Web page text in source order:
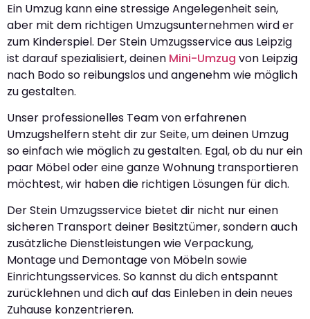
Ein Umzug kann eine stressige Angelegenheit sein,
aber mit dem richtigen Umzugsunternehmen wird er
zum Kinderspiel. Der Stein Umzugsservice aus Leipzig
ist darauf spezialisiert, deinen Mini-Umzug von Leipzig
nach Bodo so reibungslos und angenehm wie möglich
zu gestalten.
Unser professionelles Team von erfahrenen
Umzugshelfern steht dir zur Seite, um deinen Umzug
so einfach wie möglich zu gestalten. Egal, ob du nur ein
paar Möbel oder eine ganze Wohnung transportieren
möchtest, wir haben die richtigen Lösungen für dich.
Der Stein Umzugsservice bietet dir nicht nur einen
sicheren Transport deiner Besitztümer, sondern auch
zusätzliche Dienstleistungen wie Verpackung,
Montage und Demontage von Möbeln sowie
Einrichtungsservices. So kannst du dich entspannt
zurücklehnen und dich auf das Einleben in dein neues
Zuhause konzentrieren.